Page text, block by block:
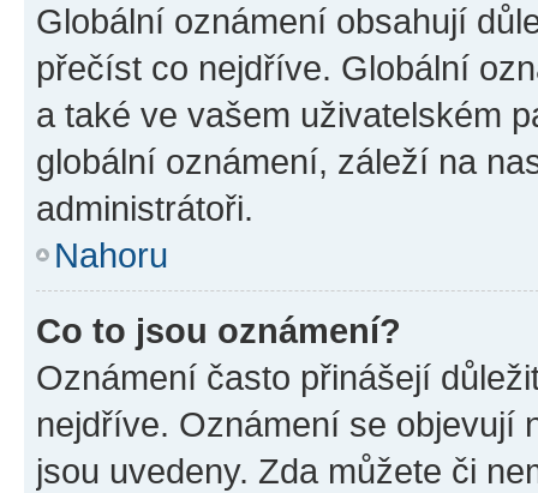
Globální oznámení obsahují
přečíst co nejdříve. Globální
a také ve vašem uživatelském
globální oznámení, záleží na
administrátoři.
Nahoru
Co to jsou oznámení?
Oznámení často přinášejí
nejdříve. Oznámení se objevují
jsou uvedeny. Zda můžete či